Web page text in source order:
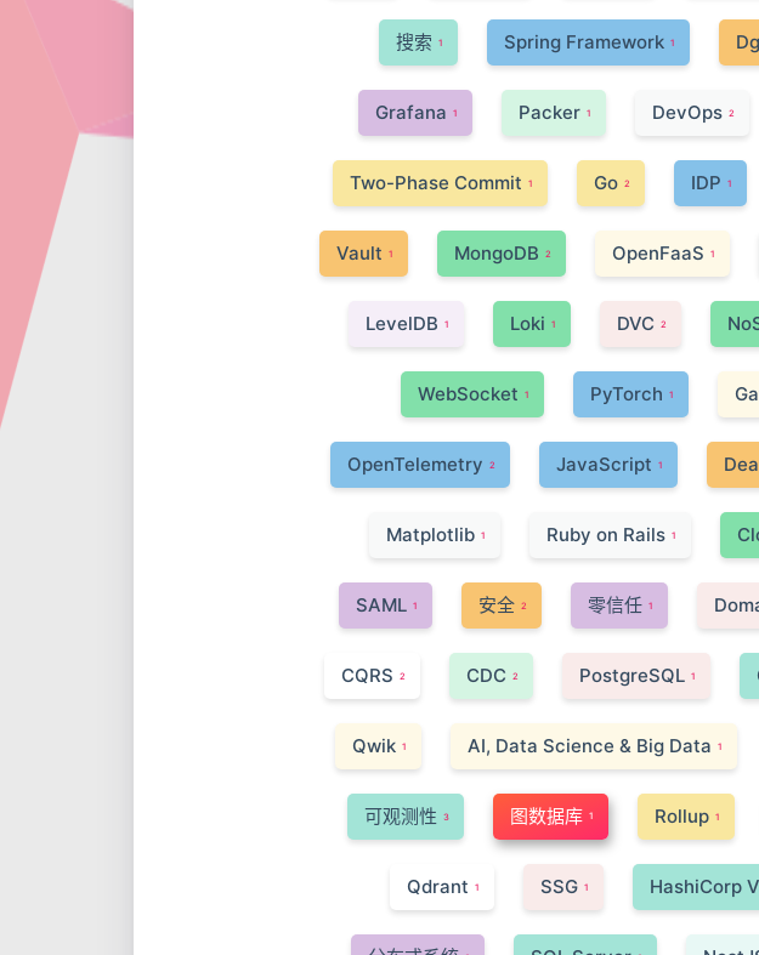
搜索 1 Spring Framework 1
Grafana 1 Packer 1 DevOps 2
Two-Phase Commit 1 Go 2 IDP 1
Vault 1 MongoDB 2 OpenFaaS 1
LevelDB 1 Loki 1 DVC 2
WebSocket 1 PyTorch 1
OpenTelemetry 2 JavaScript 1
Matplotlib 1 Ruby on Rails 1
SAML 1 安全 2 零信任 1
CQRS 2 CDC 2 PostgreSQL 1
Qwik 1 AI, Data Science & Big Data 1
可观测性 3 图数据库 1 Rollup 1
Qdrant 1 SSG 1 HashiCorp